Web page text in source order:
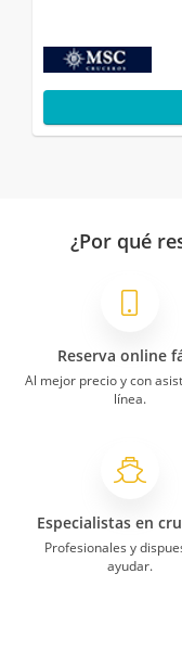
¿Por qué
Reserva online
Al mejor precio y con
línea.
Especialistas en
Profesionales y
ayudar.